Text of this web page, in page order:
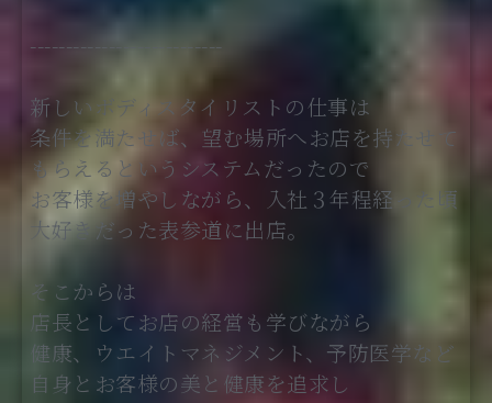
---------------------------
新しいボディスタイリストの仕事は
条件を満たせば、望む場所へお店を持たせて
もらえるというシステムだったので
お客様を増やしながら、入社３年程経った頃
大好きだった表参道に出店。
そこからは
店長としてお店の経営も学びながら
健康、ウエイトマネジメント、予防医学など
自身とお客様の美と健康を追求し